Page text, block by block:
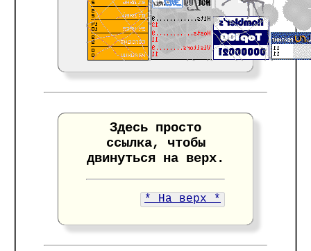
Здесь просто
ссылка, чтобы
двинуться на верх.
* На верх *